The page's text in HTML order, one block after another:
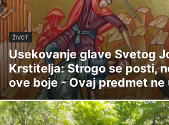
ŽIVOT
Usekovanje glave Svetog
Krstitelja: Strogo se posti,
ove boje - Ovaj predmet